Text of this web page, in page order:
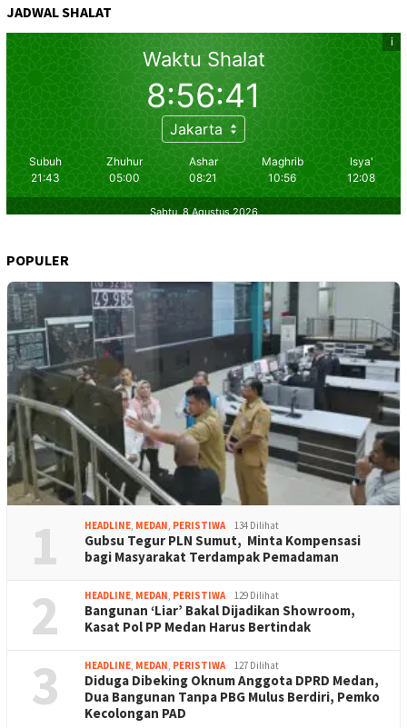
JADWAL SHALAT
POPULER
1 HEADLINE, MEDAN, PERISTIWA 134 Dilihat
Gubsu Tegur PLN Sumut, Minta Kompensasi
bagi Masyarakat Terdampak Pemadaman
2 HEADLINE, MEDAN, PERISTIWA 129 Dilihat
Bangunan ‘Liar’ Bakal Dijadikan Showroom,
Kasat Pol PP Medan Harus Bertindak
3 HEADLINE, MEDAN, PERISTIWA 127 Dilihat
Diduga Dibeking Oknum Anggota DPRD Medan,
Dua Bangunan Tanpa PBG Mulus Berdiri, Pemko
Kecolongan PAD